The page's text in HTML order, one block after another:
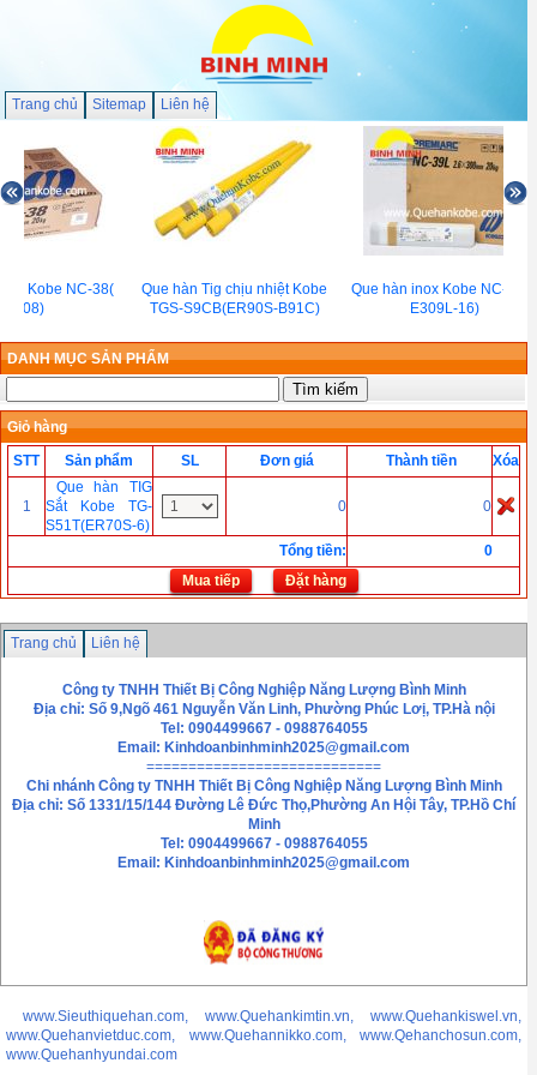
Trang chủ Sitemap Liên hệ
Kobe NC-38(
E308)
Que hàn Tig chịu nhiệt Kobe
TGS-S9CB(ER90S-B91C)
Que hàn inox Kobe NC-39L(
E309L-16)
DANH MỤC SẢN PHẨM
Giỏ hàng
STT
Sản phẩm SL Đơn giá Thành tiền Xóa
1
Que hàn TIG
Sắt Kobe TG-
S51T(ER70S-6)
0 0
Tổng tiền:
0
Mua tiếp
Đặt hàng
Trang chủ Liên hệ
Công ty TNHH Thiết Bị Công Nghiệp Năng Lượng Bình Minh
Địa chỉ: Số 9,Ngõ 461 Nguyễn Văn Linh, Phường Phúc Lơị, TP.Hà nội
Tel: 0904499667 - 0988764055
Email: Kinhdoanbinhminh2025@gmail.com
============================
Chi nhánh Công ty TNHH Thiết Bị Công Nghiệp Năng Lượng Bình Minh
Địa chỉ: Số 1331/15/144 Đường Lê Đức Thọ,Phường An Hội Tây, TP.Hồ Chí
Minh
Tel: 0904499667 - 0988764055
Email: Kinhdoanbinhminh2025@gmail.com
www.Sieuthiquehan.com, www.Quehankimtin.vn, www.Quehankiswel.vn,
www.Quehanvietduc.com, www.Quehannikko.com, www.Qehanchosun.com,
www.Quehanhyundai.com